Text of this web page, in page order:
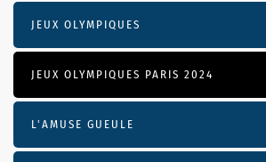
JEUX OLYMPIQUES
JEUX OLYMPIQUES PARIS 2024
L'AMUSE GUEULE